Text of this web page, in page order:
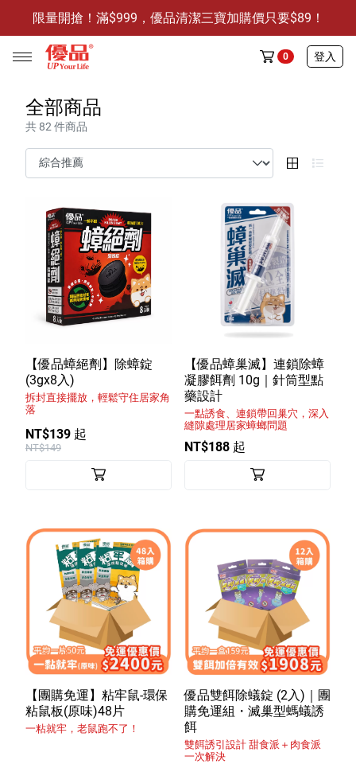
限量開搶！滿$999，優品清潔三寶加購價只要$89！
防霉清潔好幫手-任3件贈保濕抗菌洗手乳
限量開搶！滿$999，優品清潔三寶加購價只要$89！
0 登入
任選活動
商品介紹
全部商品
限時特賣
防霉清潔好幫手(任3件，贈抗菌保濕洗手乳)
室內外除蟲專區
媽媽廚房專區
浴室清潔專區
清潔大掃除專區
優品x柴語錄
團購專區
關於優品
會員權益
會員中心
特色服務
全部商品
共 82 件商品
【優品蟑絕劑】除蟑錠
(3gx8入)
拆封直接擺放，輕鬆守住居家角
落
NT$139 起
NT$149
【優品蟑巢滅】連鎖除蟑
凝膠餌劑 10g｜針筒型點
藥設計
一點誘食、連鎖帶回巢穴，深入
縫隙處理居家蟑螂問題
NT$188 起
【團購免運】粘牢鼠-環保
粘鼠板(原味)48片
一粘就牢，老鼠跑不了！
優品雙餌除蟻錠 (2入)｜團
購免運組・滅巢型螞蟻誘
餌
雙餌誘引設計 甜食派＋肉食派
一次解決